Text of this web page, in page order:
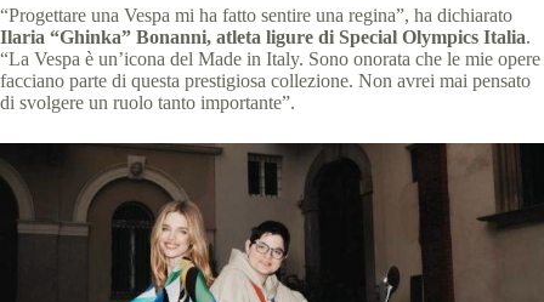
“Progettare una Vespa mi ha fatto sentire una regina”, ha dichiarato
Ilaria “Ghinka” Bonanni, atleta ligure di Special Olympics Italia.
“La Vespa è un’icona del Made in Italy. Sono onorata che le mie opere
facciano parte di questa prestigiosa collezione. Non avrei mai pensato
di svolgere un ruolo tanto importante”.